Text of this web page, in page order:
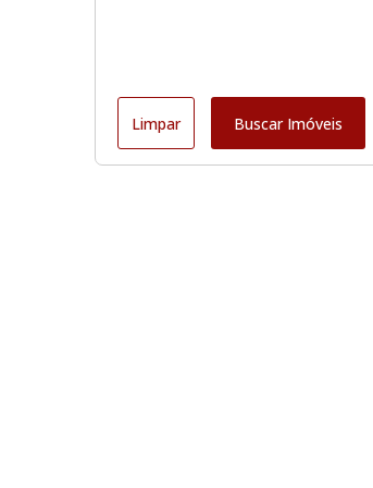
Limpar Buscar Imóveis